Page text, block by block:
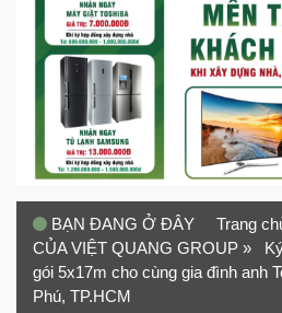
BẠN ĐANG Ở ĐÂY Trang
CỦA VIỆT QUANG GROUP » Ký
gói 5x17m cho cùng gia đình anh
Phú, TP.HCM